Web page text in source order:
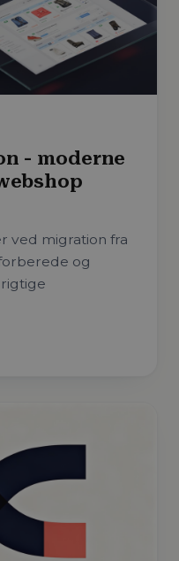
- moderne
ved migration fra
og